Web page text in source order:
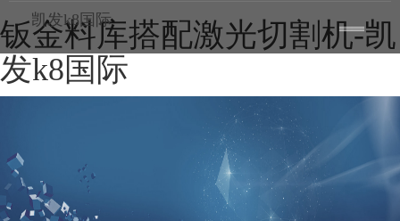
钣金料库搭配激光切割机-凯
发k8国际
凯发k8国际
toggle
navigation
——
——
——